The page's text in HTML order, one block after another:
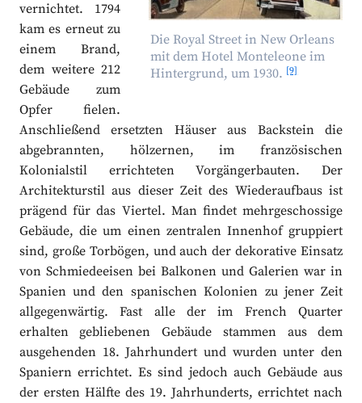
Die Royal Street in New Orleans
mit dem Hotel Monteleone im
Hintergrund, um 1930. [9]
vernichtet. 1794
kam es erneut zu
einem Brand,
dem weitere 212
Gebäude zum
Opfer fielen.
Anschließend ersetzten Häuser aus Backstein die
abgebrannten, hölzernen, im französischen
Kolonialstil errichteten Vorgängerbauten. Der
Architekturstil aus dieser Zeit des Wiederaufbaus ist
prägend für das Viertel. Man findet mehrgeschossige
Gebäude, die um einen zentralen Innenhof gruppiert
sind, große Torbögen, und auch der dekorative Einsatz
von Schmiedeeisen bei Balkonen und Galerien war in
Spanien und den spanischen Kolonien zu jener Zeit
allgegenwärtig. Fast alle der im French Quarter
erhalten gebliebenen Gebäude stammen aus dem
ausgehenden 18. Jahrhundert und wurden unter den
Spaniern errichtet. Es sind jedoch auch Gebäude aus
der ersten Hälfte des 19. Jahrhunderts, errichtet nach